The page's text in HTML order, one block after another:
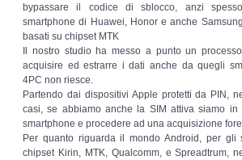
Incident Handling & Response
Log Management & SIEM
Vulnerability Assesment & Pen
BC & DR
bypassare il codice di sblocco, anzi
smartphone di Huawei, Honor e anche
basati su chipset MTK
Il nostro studio ha messo a punto un
acquisire ed estrarre i dati anche da quegli
4PC non riesce.
Partendo dai dispositivi Apple protetti da PIN,
casi, se abbiamo anche la SIM attiva siamo
smartphone e procedere ad una acquisizione
Per quanto riguarda il mondo Android, per gli
chipset Kirin, MTK, Qualcomm, e Spreadtrum,